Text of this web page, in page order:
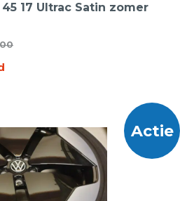
17 Ultrac Satin zomer
Actie